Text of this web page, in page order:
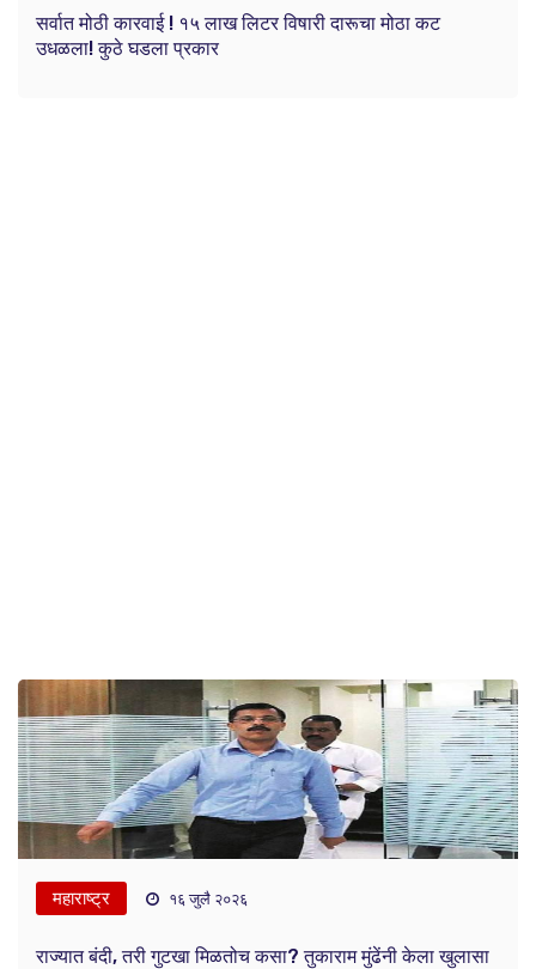
सर्वात मोठी कारवाई ! १५ लाख लिटर विषारी दारूचा मोठा कट
उधळला! कुठे घडला प्रकार
महाराष्ट्र १६ जुलै २०२६
राज्यात बंदी, तरी गुटखा मिळतोच कसा? तुकाराम मुंढेंनी केला खुलासा